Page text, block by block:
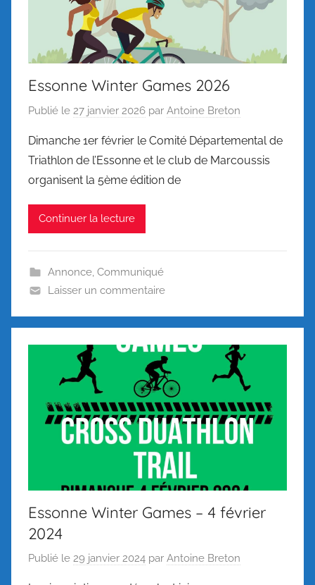
Essonne Winter Games 2026
Publié le 27 janvier 2026 par Antoine Breton
Dimanche 1er février le Comité Départemental de
Triathlon de l’Essonne et le club de Marcoussis
organisent la 5ème édition de
Continuer la lecture
Annonce, Communiqué
Laisser un commentaire
Essonne Winter Games – 4 février
2024
Publié le 29 janvier 2024 par Antoine Breton